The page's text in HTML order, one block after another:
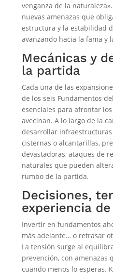
venganza de la
nuevas amenazas que
estructura y la estabilidad
avanzando hacia la fama y
Mecánicas y
la partida
Cada una de las
de los seis Fundamentos
esenciales para afrontar
avecinan. A lo largo de la
desarrollar infraestructuras
cisternas o alcantarillas,
devastadoras, ataques de
naturales que pueden
rumbo de la partida.
Decisiones,
experiencia
Invertir en fundamentos
más adelante… o retrasar
La tensión surge al
prevención, con amenazas
cuando menos lo esperas.